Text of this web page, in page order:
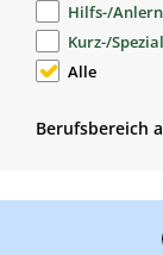
Hilfs-/
Kurz-/
Alle
Berufsbereich